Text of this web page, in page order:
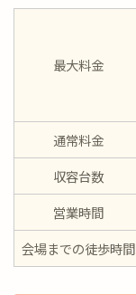
最大料金
通常料金
収容台数
営業時間
会場までの徒歩時間